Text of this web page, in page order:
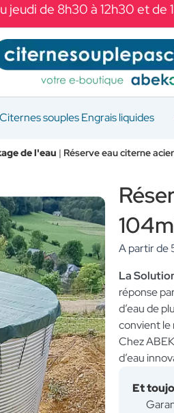
jeudi de 8h30 à 12h30 et de
Citernes souples Engrais liquides
de l'eau | Réserve eau citerne
A partir de
La
réponse
d’eau de
convient le
Chez
d’eau
Et